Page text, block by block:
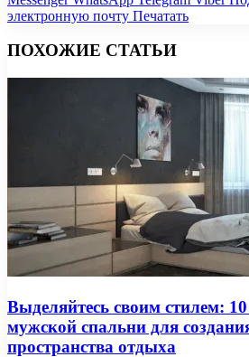
электронную почту Печатать
ПОХОЖИЕ СТАТЬИ
Выделяйтесь своим стилем:
мужской спальни для
пространства отдыха